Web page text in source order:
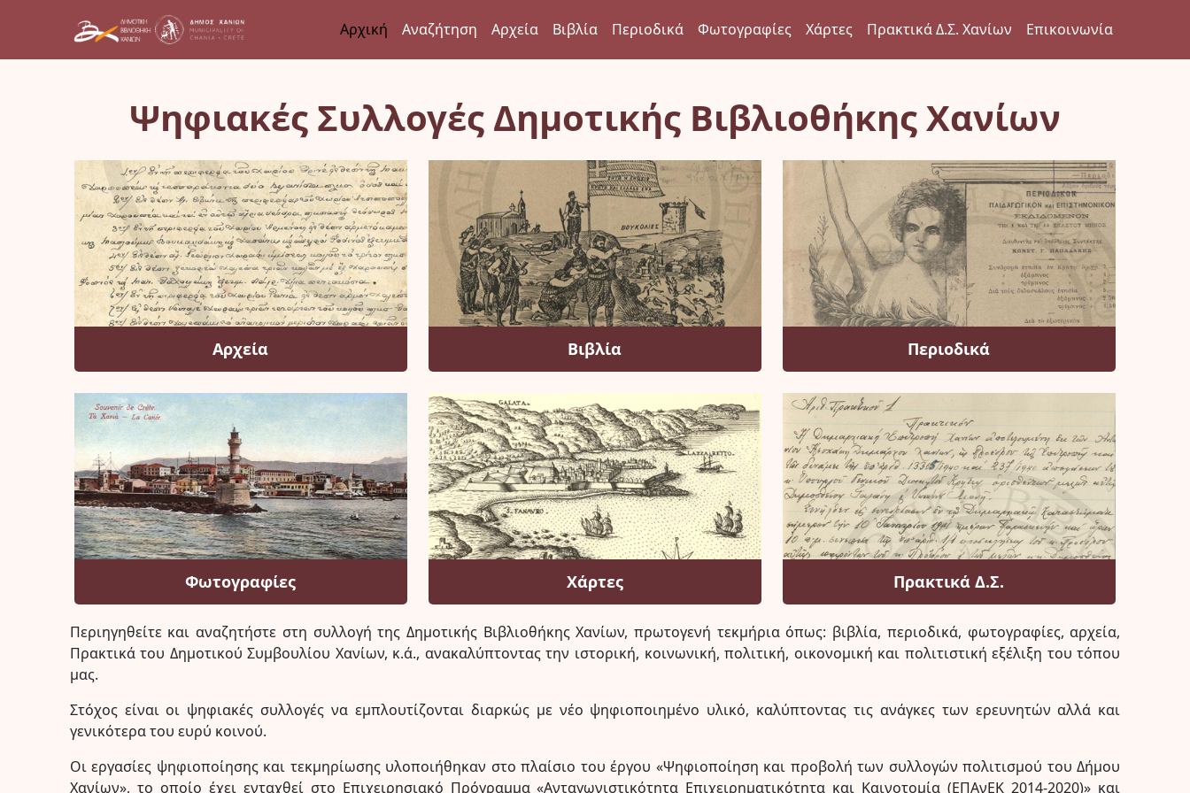
Αρχική Αναζήτηση Αρχεία Βιβλία Περιοδικά Φωτογραφίες Χάρτες Πρακτικά Δ.Σ. Χανίων Επικοινωνία
Ψηφιακές Συλλογές Δημοτικής Βιβλιοθήκης Χανίων
Αρχεία Βιβλία Περιοδικά
Φωτογραφίες Χάρτες Πρακτικά Δ.Σ.
Περιηγηθείτε και αναζητήστε στη συλλογή της Δημοτικής Βιβλιοθήκης Χανίων, πρωτογενή τεκμήρια όπως: βιβλία, περιοδικά, φωτογραφίες, αρχεία,
Πρακτικά του Δημοτικού Συμβουλίου Χανίων, κ.ά., ανακαλύπτοντας την ιστορική, κοινωνική, πολιτική, οικονομική και πολιτιστική εξέλιξη του τόπου
μας.
Στόχος είναι οι ψηφιακές συλλογές να εμπλουτίζονται διαρκώς με νέο ψηφιοποιημένο υλικό, καλύπτοντας τις ανάγκες των ερευνητών αλλά και
γενικότερα του ευρύ κοινού.
Οι εργασίες ψηφιοποίησης και τεκμηρίωσης υλοποιήθηκαν στο πλαίσιο του έργου «Ψηφιοποίηση και προβολή των συλλογών πολιτισμού του Δήμου
Χανίων», το οποίο έχει ενταχθεί στο Επιχειρησιακό Πρόγραμμα «Ανταγωνιστικότητα Επιχειρηματικότητα και Καινοτομία (ΕΠΑνΕΚ 2014-2020)» και